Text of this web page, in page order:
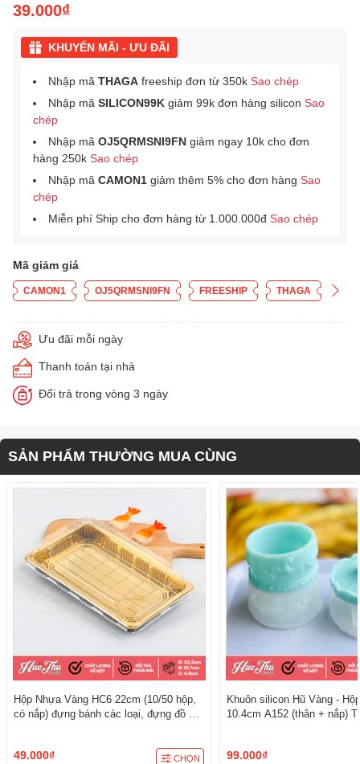
39.000₫
KHUYẾN MÃI - ƯU ĐÃI
Nhập mã THAGA freeship đơn từ 350k Sao chép
Nhập mã SILICON99K giảm 99k đơn hàng silicon Sao
chép
Nhập mã OJ5QRMSNI9FN giảm ngay 10k cho đơn
hàng 250k Sao chép
Nhập mã CAMON1 giảm thêm 5% cho đơn hàng Sao
chép
Miễn phí Ship cho đơn hàng từ 1.000.000đ Sao chép
Mã giảm giá
CAMON1 OJ5QRMSNI9FN FREESHIP THAGA
Ưu đãi mỗi ngày
Thanh toán tại nhà
Đổi trả trong vòng 3 ngày
SẢN PHẨM THƯỜNG MUA CÙNG
Hộp Nhựa Vàng HC6 22cm (10/50 hộp,
có nắp) đựng bánh các loại, đựng đồ ăn
49.000₫ CHỌN
Khuôn silicon Hũ Vàng -
10.4cm A152 (thân + nắp)
99.000₫